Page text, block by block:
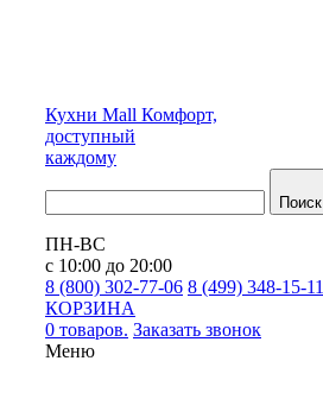
Кухни Mall Комфорт,
доступный
каждому
Поиск
ПН-ВС
с 10:00 до 20:00
8 (800) 302-77-06 8 (499) 348-15-11
КОРЗИНА
0 товаров. Заказать звонок
Меню